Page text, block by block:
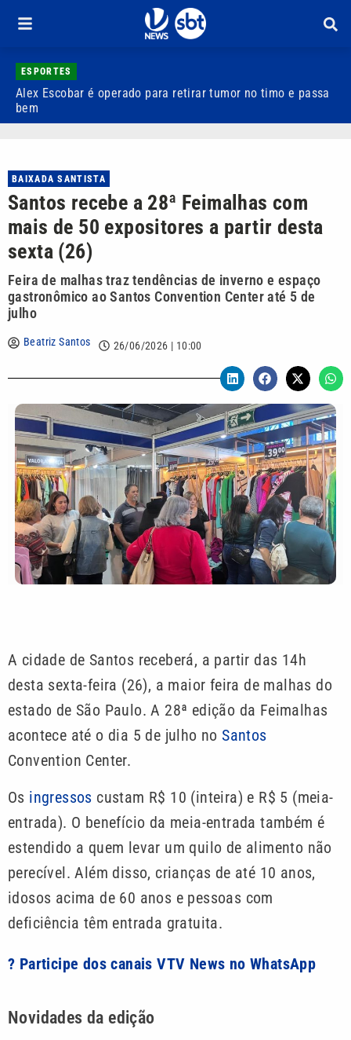
ESPORTES
Alex Escobar é operado para retirar tumor no timo e passa
bem
BAIXADA SANTISTA
Santos recebe a 28ª Feimalhas com
mais de 50 expositores a partir desta
sexta (26)
Feira de malhas traz tendências de inverno e espaço
gastronômico ao Santos Convention Center até 5 de
julho
Beatriz Santos 26/06/2026 | 10:00
A cidade de Santos receberá, a partir das 14h
desta sexta-feira (26), a maior feira de malhas do
estado de São Paulo. A 28ª edição da Feimalhas
acontece até o dia 5 de julho noSantos
Convention Center.
Os ingressos custam R$ 10 (inteira) e R$ 5 (meia-
entrada). O benefício da meia-entrada também é
estendido a quem levar um quilo de alimento não
perecível. Além disso, crianças de até 10 anos,
idosos acima de 60 anos e pessoas com
deficiência têm entrada gratuita.
? Participe dos canais VTV News no WhatsApp
Novidades da edição